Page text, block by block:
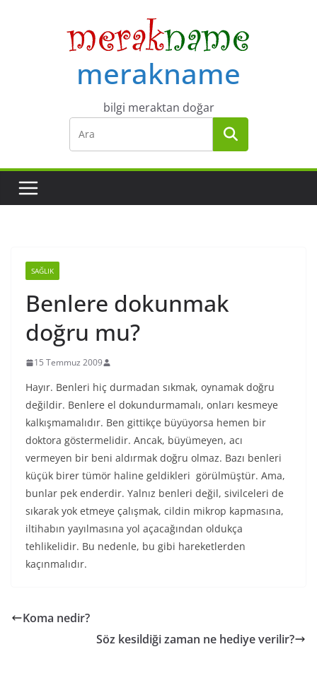
merakname
bilgi meraktan doğar
SAĞLIK
Benlere dokunmak
doğru mu?
15 Temmuz 2009
Hayır. Benleri hiç durmadan sıkmak, oynamak doğru
değildir. Benlere el dokundurmamalı, onları kesmeye
kalkışmamalıdır. Ben gittikçe büyüyorsa hemen bir
doktora göstermelidir. Ancak, büyümeyen, acı
vermeyen bir beni aldırmak doğru olmaz. Bazı benleri
küçük birer tümör haline geldikleri görülmüştür. Ama,
bunlar pek enderdir. Yalnız benleri değil, sivilceleri de
sıkarak yok etmeye çalışmak, cildin mikrop kapmasına,
iltihabın yayılmasına yol açacağından oldukça
tehlikelidir. Bu nedenle, bu gibi hareketlerden
kaçınmalıdır.
Koma nedir?
Söz kesildiği zaman ne hediye verilir?